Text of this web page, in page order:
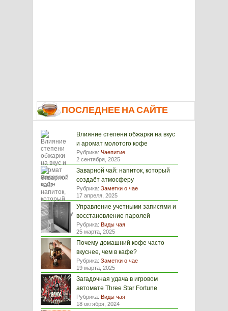
ПОСЛЕДНЕЕ НА САЙТЕ
Влияние степени обжарки на вкус
и аромат молотого кофе
Рубрика: Чаепитие
2 сентября, 2025
Заварной чай: напиток, который
создаёт атмосферу
Рубрика: Заметки о чае
17 апреля, 2025
Управление учетными записями и
восстановление паролей
Рубрика: Виды чая
25 марта, 2025
Почему домашний кофе часто
вкуснее, чем в кафе?
Рубрика: Заметки о чае
19 марта, 2025
Загадочная удача в игровом
автомате Three Star Fortune
Рубрика: Виды чая
18 октября, 2024